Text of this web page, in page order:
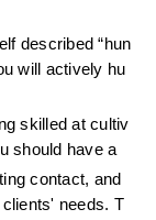
described “hun
will actively hu
skilled at cultiv
should have a
contact, and
needs. T